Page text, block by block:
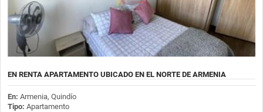
EN RENTA APARTAMENTO UBICADO EN EL NORTE DE ARMENIA
En: Armenia, Quindío
Tipo: Apartamento